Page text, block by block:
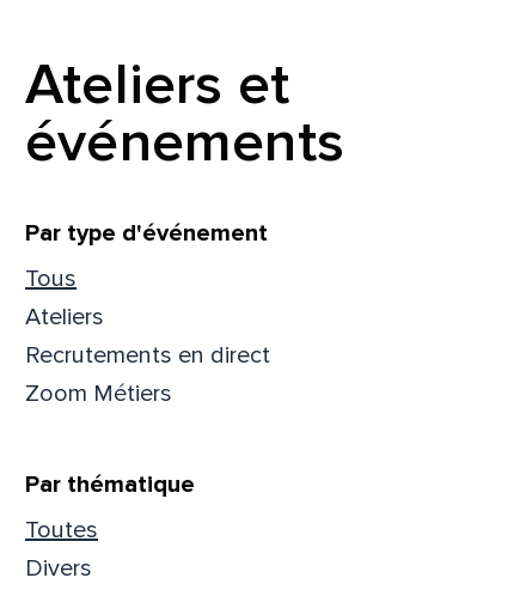
Ateliers et
événements
Filtrer
Par type d'événement
Tous
Ateliers
Recrutements en direct
Zoom Métiers
Par thématique
Toutes
Divers